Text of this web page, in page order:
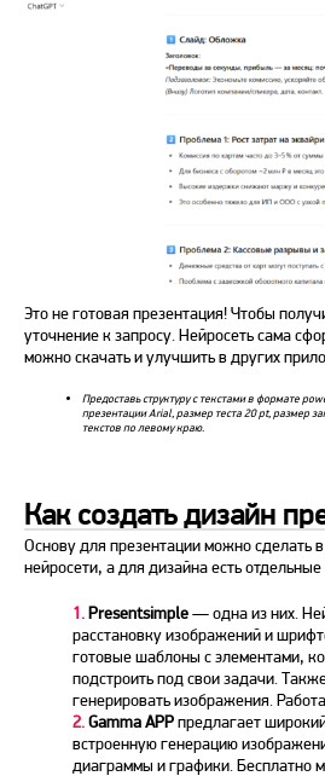
Это не готовая презентация! Чтобы
уточнение к запросу. Нейросеть сама
можно скачать и улучшить в других
Предоставь структуру с текстами в формате
презентации Arial, размер теста 20 pt, размер
текстов по левому краю.
Как создать дизайн
Основу для презентации можно сделать
нейросети, а для дизайна есть
1.Presentsimple— одна из них.
расстановку изображений и
готовые шаблоны с элементами,
подстроить под свои задачи.
генерировать изображения.
2.Gamma APPпредлагает
встроенную генерацию
диаграммы и графики. Бесплатно